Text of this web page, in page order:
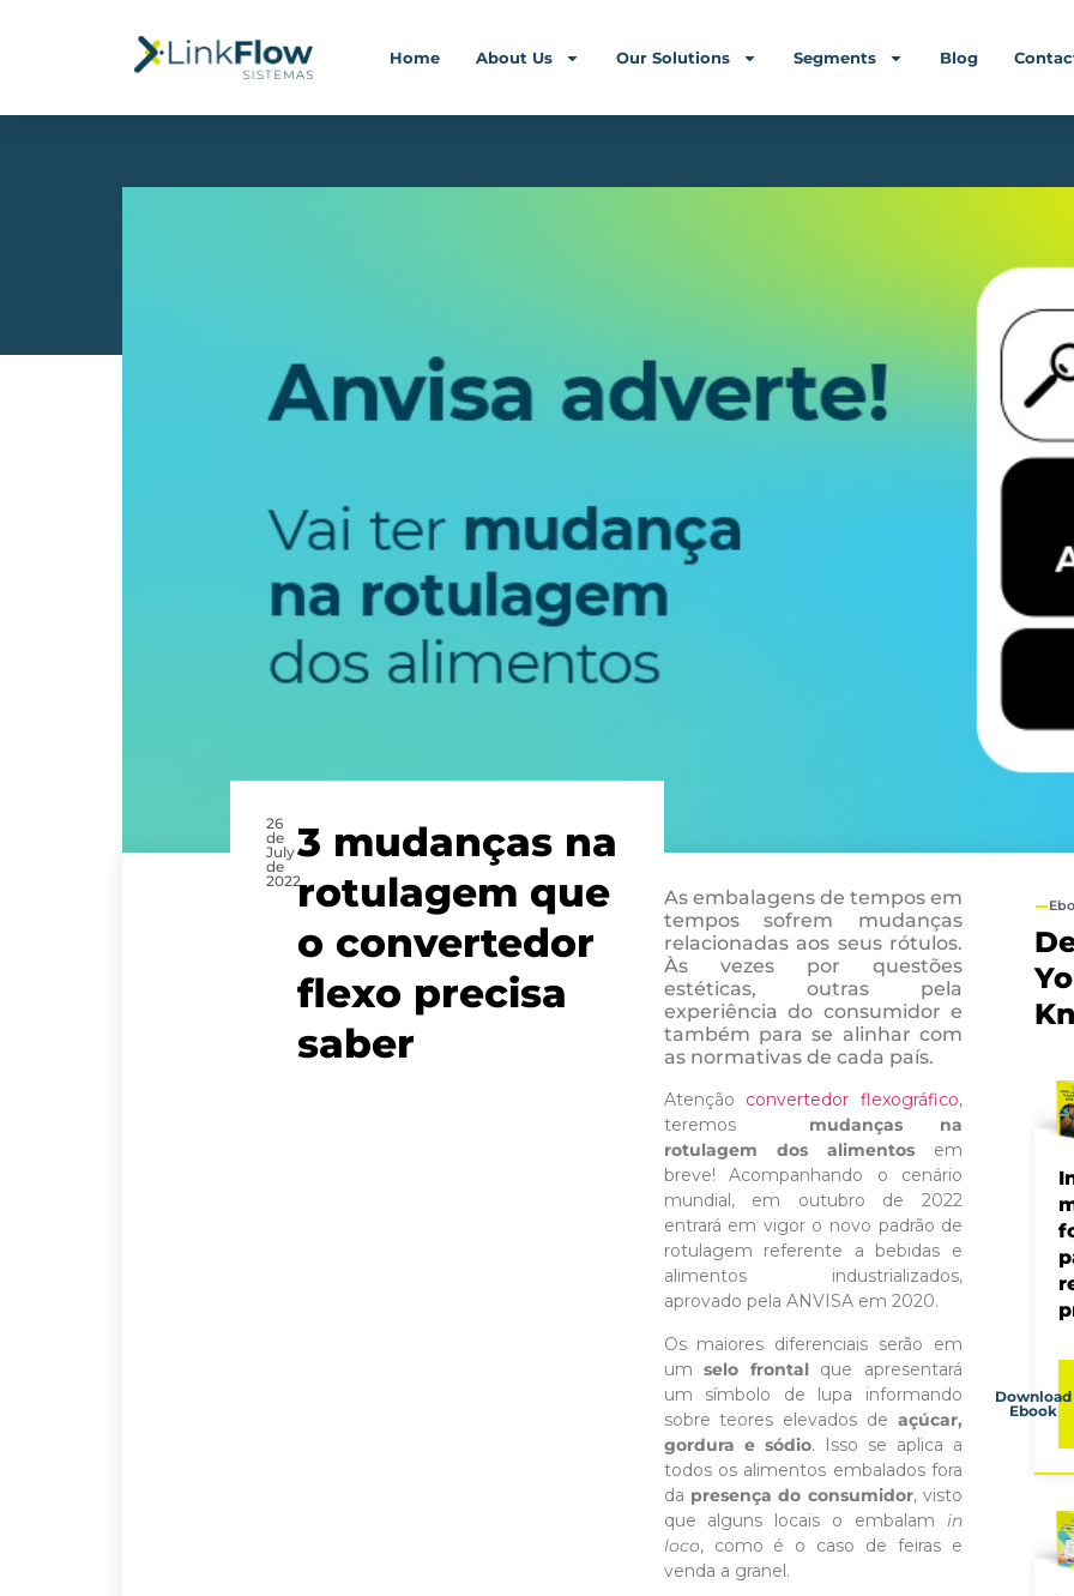
Home About Us Our Solutions Segments Blog
26
de
July
de
2022
3 mudanças na
rotulagem que
o convertedor
flexo precisa
saber
As embalagens de tempos em
tempos sofrem mudanças
relacionadas aos seus rótulos.
Às vezes por questões
estéticas, outras pela
experiência do consumidor e
também para se alinhar com
as normativas de cada país.
Atenção convertedor flexográfico,
teremos mudanças na
rotulagem
dos alimentosem
breve! Acompanhando o cenário
mundial, em outubro de 2022
entrará em vigor o novo padrão de
rotulagem referente a bebidas e
alimentos industrializados,
aprovado pela ANVISA em 2020.
Os maiores diferenciais serão em
umselo frontalque apresentará
um símbolo de lupa informando
sobre teores elevados deaçúcar,
gordura e sódio. Isso se aplica a
todos os alimentos embalados fora
da presença do consumidor, visto
que alguns locais o embalam in
loco, como é o caso de feiras e
venda a granel.
Download
Ebook